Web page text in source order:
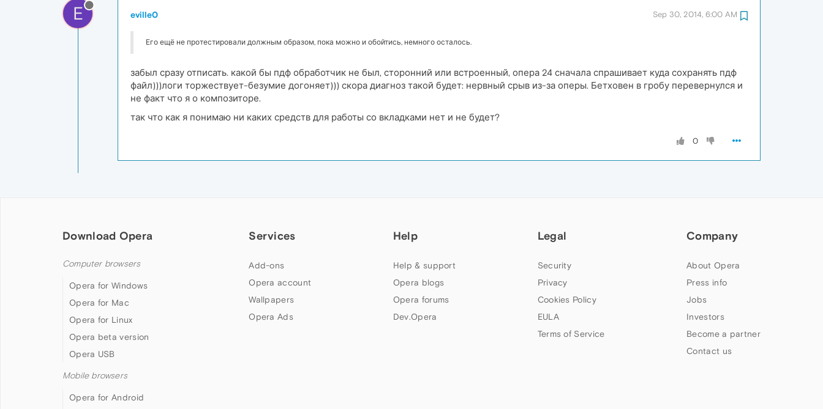
E eville0 Sep 30, 2014, 6:00 AM
Его ещё не протестировали должным образом, пока можно и обойтись, немного осталось.
забыл сразу отписать. какой бы пдф обработчик не был, сторонний или встроенный, опера 24 сначала спрашивает куда сохранять пдф
файл)))логи торжествует-безумие догоняет))) скора диагноз такой будет: нервный срыв из-за оперы. Бетховен в гробу перевернулся и
не факт что я о композиторе.
так что как я понимаю ни каких средств для работы со вкладками нет и не будет?
0
Download Opera
Computer browsers
Opera for Windows
Opera for Mac
Opera for Linux
Opera beta version
Opera USB
Mobile browsers
Opera for Android
Services
Add-ons
Opera account
Wallpapers
Opera Ads
Help
Help & support
Opera blogs
Opera forums
Dev.Opera
Legal
Security
Privacy
Cookies Policy
EULA
Terms of Service
Company
About Opera
Press info
Jobs
Investors
Become a partner
Contact us